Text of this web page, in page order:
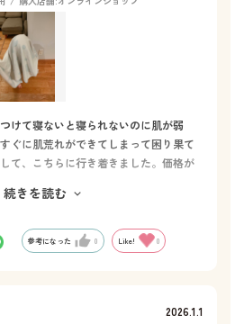
けて寝ないと寝られないのに肌が弱
ぐに肌荒れができてしまって困り果て
て、こちらに行き着きました。価格が
毛布ちゃん」。寝るときの相棒になっ
実は2枚目です！
続きを読む
参考になった 0 Like! 0
2026.1.1